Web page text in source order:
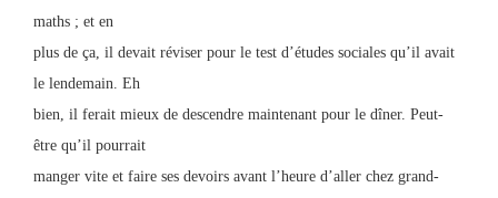
maths ; et en
plus de ça, il devait réviser pour le test d’études sociales qu’il avait
le lendemain. Eh
bien, il ferait mieux de descendre maintenant pour le dîner. Peut-
être qu’il pourrait
manger vite et faire ses devoirs avant l’heure d’aller chez grand-